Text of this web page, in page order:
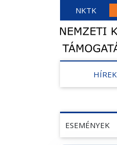
NKTK
HÍREK
ESEMÉNYEK